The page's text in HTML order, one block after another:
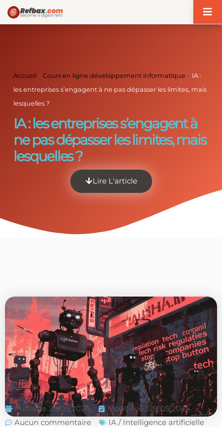
Accueil >Cours en ligne développement informatique > IA :
les entreprises s’engagent à ne pas dépasser les limites, mais
lesquelles ?
IA : les entreprises s’engagent à
ne pas dépasser les limites, mais
lesquelles ?
Lire L'article
Publié le 29/05/2024
Modifié le : 29/05/2024
Aucun commentaire
IA / Intelligence artificielle
Panneau de gestion des cookies